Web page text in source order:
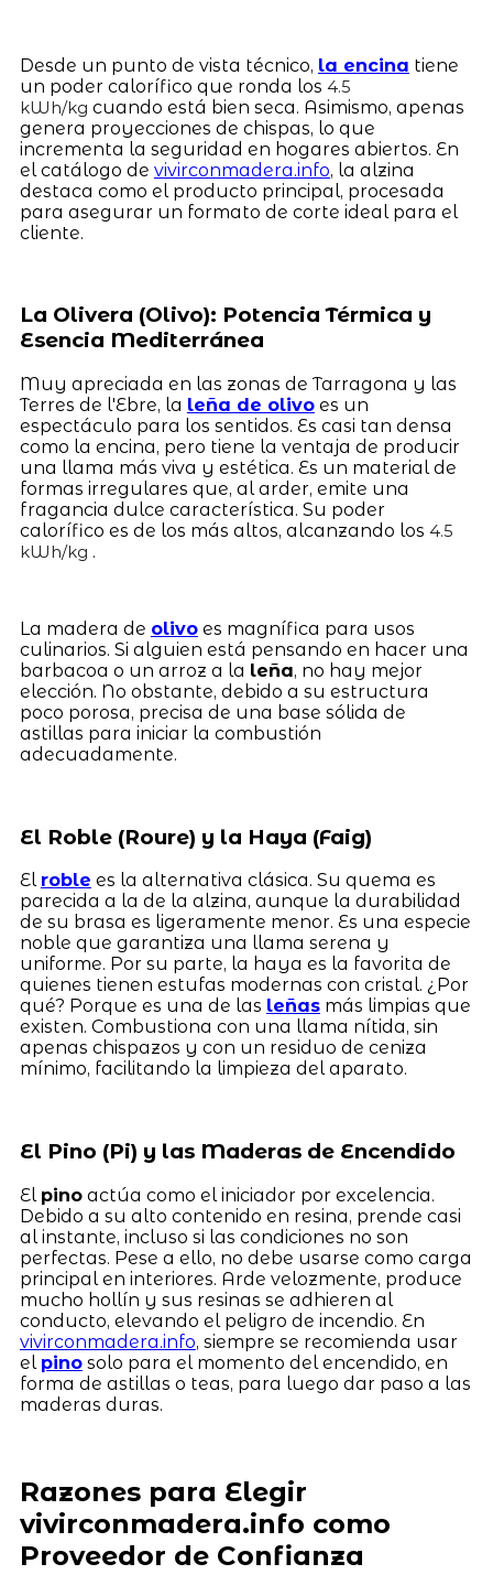
Desde un punto de vista técnico, la encina tiene
un poder calorífico que ronda los 4.5
kWh/kg cuando está bien seca. Asimismo, apenas
genera proyecciones de chispas, lo que
incrementa la seguridad en hogares abiertos. En
el catálogo de vivirconmadera.info, la alzina
destaca como el producto principal, procesada
para asegurar un formato de corte ideal para el
cliente.
La Olivera (Olivo): Potencia Térmica y
Esencia Mediterránea
Muy apreciada en las zonas de Tarragona y las
Terres de l'Ebre, la leña de olivoes un
espectáculo para los sentidos. Es casi tan densa
como la encina, pero tiene la ventaja de producir
una llama más viva y estética. Es un material de
formas irregulares que, al arder, emite una
fragancia dulce característica. Su poder
calorífico es de los más altos, alcanzando los 4.5
kWh/kg .
La madera de olivoes magnífica para usos
culinarios. Si alguien está pensando en hacer una
barbacoa o un arroz a la leña, no hay mejor
elección. No obstante, debido a su estructura
poco porosa, precisa de una base sólida de
astillas para iniciar la combustión
adecuadamente.
El Roble (Roure) y la Haya (Faig)
El roble es la alternativa clásica. Su quema es
parecida a la de la alzina, aunque la durabilidad
de su brasa es ligeramente menor. Es una especie
noble que garantiza una llama serena y
uniforme. Por su parte, la haya es la favorita de
quienes tienen estufas modernas con cristal. ¿Por
qué? Porque es una de las leñasmás limpias que
existen. Combustiona con una llama nítida, sin
apenas chispazos y con un residuo de ceniza
mínimo, facilitando la limpieza del aparato.
El Pino (Pi) y las Maderas de Encendido
El pinoactúa como el iniciador por excelencia.
Debido a su alto contenido en resina, prende casi
al instante, incluso si las condiciones no son
perfectas. Pese a ello, no debe usarse como carga
principal en interiores. Arde velozmente, produce
mucho hollín y sus resinas se adhieren al
conducto, elevando el peligro de incendio. En
vivirconmadera.info, siempre se recomienda usar
el pinosolo para el momento del encendido, en
forma de astillas o teas, para luego dar paso a las
maderas duras.
Razones para Elegir
vivirconmadera.info como
Proveedor de Confianza